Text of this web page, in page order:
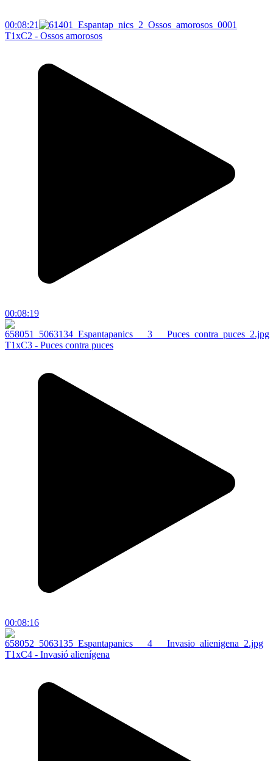
00:08:21
T1xC2 - Ossos amorosos
00:08:19
T1xC3 - Puces contra puces
00:08:16
T1xC4 - Invasió alienígena